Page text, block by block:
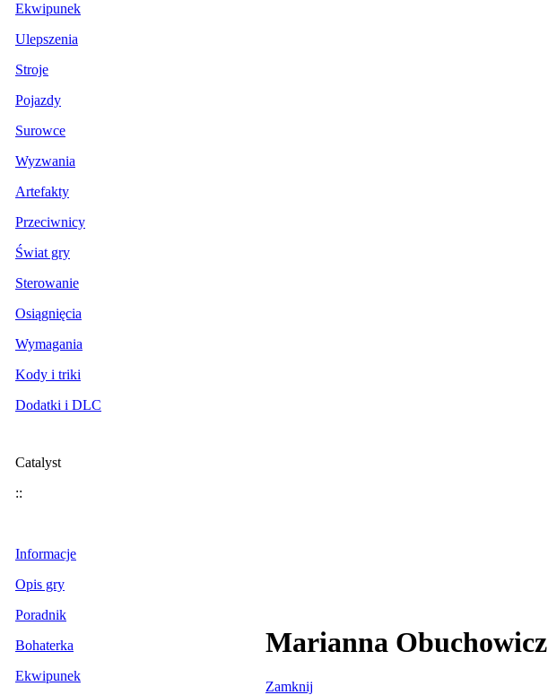
Ekwipunek
Ulepszenia
Stroje
Pojazdy
Surowce
Wyzwania
Artefakty
Przeciwnicy
Świat gry
Sterowanie
Osiągnięcia
Wymagania
Kody i triki
Dodatki i DLC
Catalyst
::
Informacje
Opis gry
Poradnik
Bohaterka
Ekwipunek
Marianna
Zamknij